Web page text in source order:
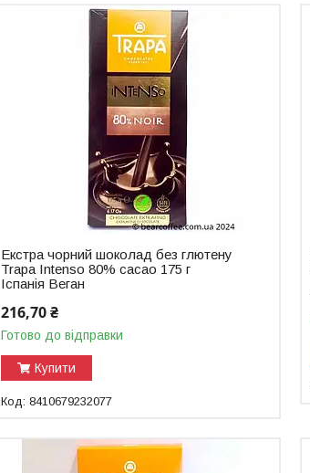
Екстра чорний шоколад без глютену
Trapa Intenso 80% cacao 175 г
Іспанія Веган
216,70 ₴
Готово до відправки
Купити
8410679232077